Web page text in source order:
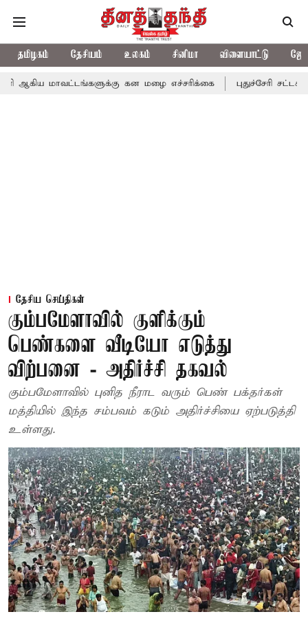
தமிழகம் தேசியம் உலகம் சினிமா விளையாட்டு
கன மழை எச்சரிக்கை புதுச்சேரி சட்டசபையில்
தேசிய செய்திகள்
கும்பமேளாவில் குளிக்கும்
பெண்களை வீடியோ எடுத்து
விற்பனை - அதிர்ச்சி தகவல்
கும்பமேளாவில் புனித நீராட வரும் பெண் பக்தர்கள்
மத்தியில் இந்த சம்பவம் கடும் அதிர்ச்சியை ஏற்படுத்தி
உள்ளது.